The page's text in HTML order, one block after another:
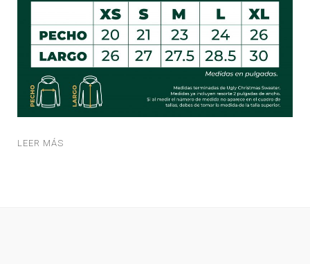
LEER MÁS